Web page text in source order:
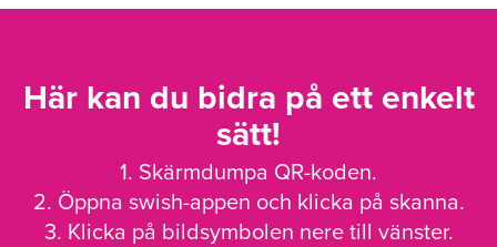
Här kan du bidra på ett enkelt
sätt!
1. Skärmdumpa QR-koden.
2. Öppna swish-appen och klicka på skanna.
3. Klicka på bildsymbolen nere till vänster.